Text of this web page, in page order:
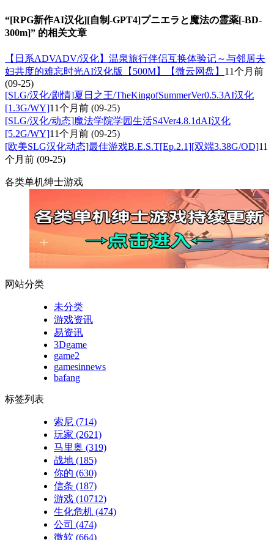
“[RPG新作AI汉化][自制-GPT4]プニエラと魔法の霊薬[-BD-
300m]” 的相关文章
【日系ADVADV/汉化】温泉旅行伴侣互换体验记～与邻居夫
妇共度的难忘时光AI汉化版【500M】【微云网盘】 11个月前
(09-25)
[SLG/汉化/剧情]夏日之王/TheKingofSummerVer0.5.3AI汉化
[1.3G/WY]11个月前 (09-25)
[SLG/汉化/动态]魔法学院学园生活S4Ver4.8.1dAI汉化
[5.2G/WY]11个月前 (09-25)
[欧美SLG汉化动态]最佳游戏B.E.S.T[Ep.2.1][双端3.38G/OD]11
个月前 (09-25)
各类单机绅士游戏
网站分类
未分类
游戏资讯
易资讯
3Dgame
game2
gamesinnews
bafang
标签列表
索尼 (714)
玩家 (2621)
马里奥 (319)
战地 (185)
你的 (630)
信条 (187)
游戏 (10712)
生化危机 (474)
公司 (474)
微软 (664)